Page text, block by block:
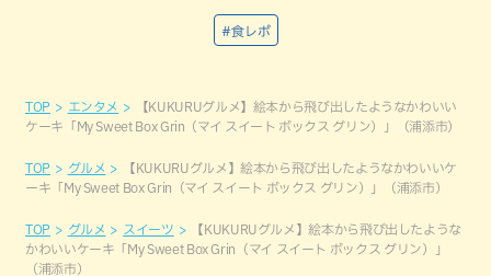
#食レポ
TOP エンタメ
【KUKURUグルメ】絵本から飛び出したようなかわいい
ケーキ「My Sweet Box Grin（マイ スイート ボックス グリン）」（浦添市）
TOP グルメ
【KUKURUグルメ】絵本から飛び出したようなかわいいケ
ーキ「My Sweet Box Grin（マイ スイート ボックス グリン）」（浦添市）
TOP グルメ スイーツ
【KUKURUグルメ】絵本から飛び出したような
かわいいケーキ「My Sweet Box Grin（マイ スイート ボックス グリン）」
（浦添市）